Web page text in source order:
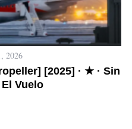
2026
[2025] · ★ · Sin
Vuelo